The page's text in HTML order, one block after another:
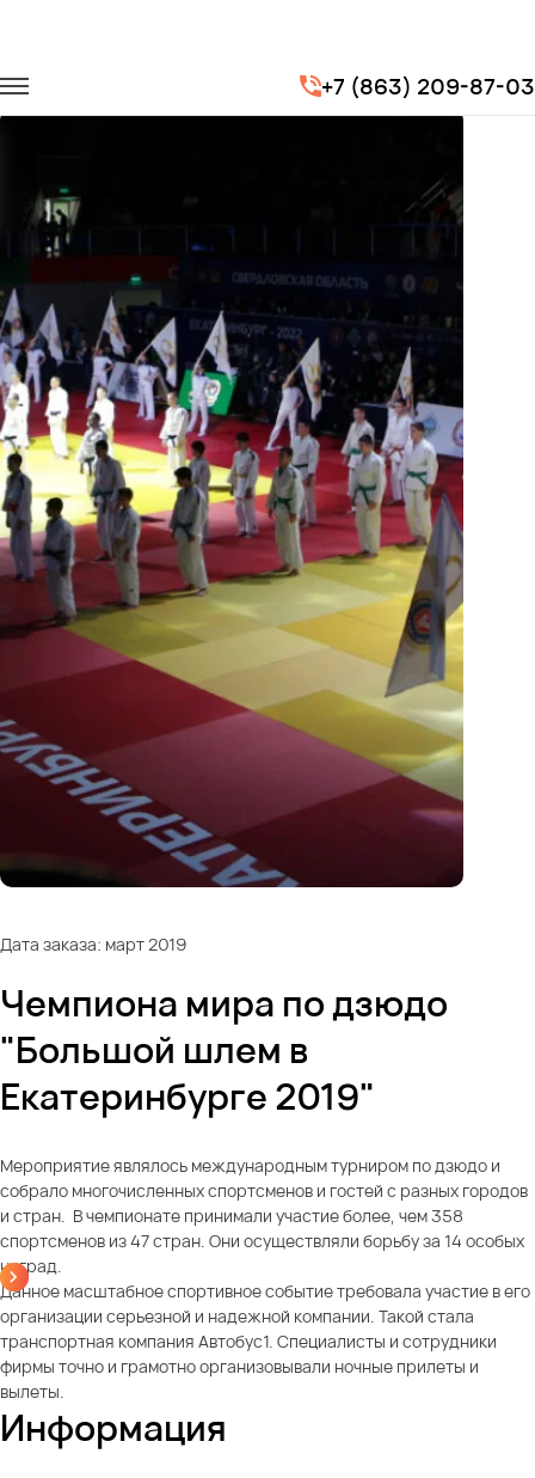
+7 (863) 209-87-03
Транспорт для спорта
Чемпиона мира по дзюдо "Большой шлем в Екатеринбурге 2019"
Дата заказа: март 2019
Чемпиона мира по дзюдо
"Большой шлем в
Екатеринбурге 2019"
Мероприятие являлось международным турниром по дзюдо и
собрало многочисленных спортсменов и гостей с разных городов
и стран. В чемпионате принимали участие более, чем 358
спортсменов из 47 стран. Они осуществляли борьбу за 14 особых
наград.
Данное масштабное спортивное событие требовала участие в его
организации серьезной и надежной компании. Такой стала
транспортная компания Автобус1. Специалисты и сотрудники
фирмы точно и грамотно организовывали ночные прилеты и
вылеты.
Информация